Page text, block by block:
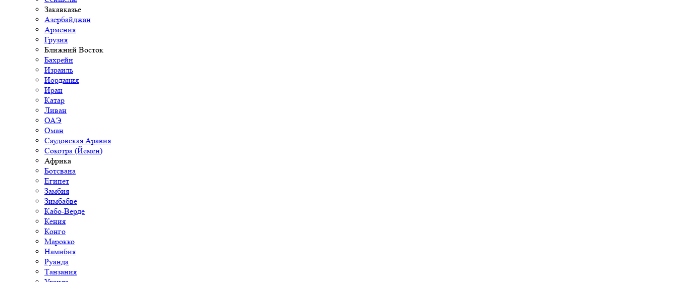
Закавказье
Азербайджан
Армения
Грузия
Ближний Восток
Бахрейн
Израиль
Иордания
Иран
Катар
Ливан
ОАЭ
Оман
Саудовская Аравия
Сокотра (Йемен)
Африка
Ботсвана
Египет
Замбия
Зимбабве
Кабо-Верде
Кения
Конго
Марокко
Намибия
Руанда
Танзания